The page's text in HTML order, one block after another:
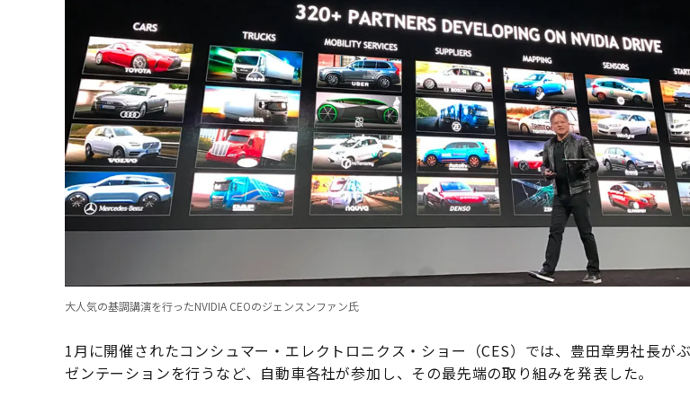
大人気の基調講演を行ったNVIDIA CEOのジェンスンファン氏
1月に開催されたコンシュマー・エレクトロニクス・ショー（CES）では、豊田章男社長が
ゼンテーションを行うなど、自動車各社が参加し、その最先端の取り組みを発表した。